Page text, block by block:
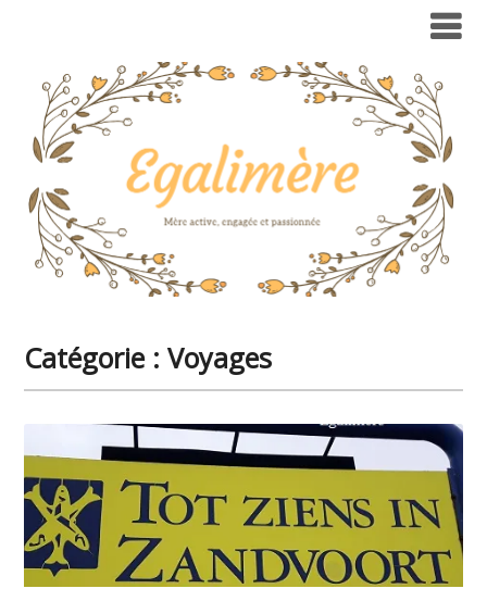
Catégorie :Voyages